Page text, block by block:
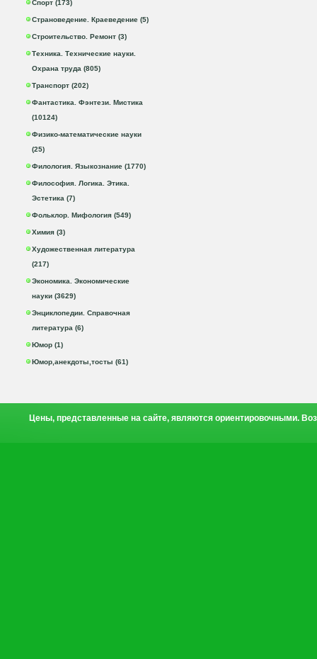
Спорт (173)
Страноведение. Краеведение (5)
Строительство. Ремонт (3)
Техника. Технические науки.
Охрана труда (805)
Транспорт (202)
Фантастика. Фэнтези. Мистика
(10124)
Физико-математические науки
(25)
Филология. Языкознание (1770)
Философия. Логика. Этика.
Эстетика (7)
Фольклор. Мифология (549)
Химия (3)
Художественная литература
(217)
Экономика. Экономические
науки (3629)
Энциклопедии. Справочная
литература (6)
Юмор (1)
Юмор,анекдоты,тосты (61)
Цены, представленные на сайте, являются ориентировочными.